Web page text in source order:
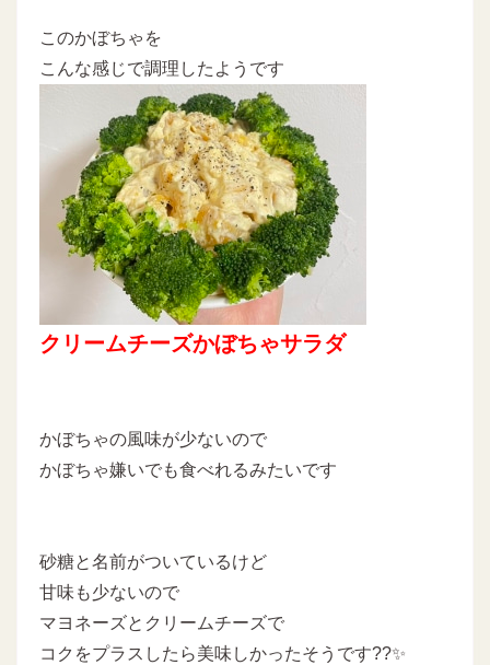
このかぼちゃを
こんな感じで調理したようです
クリームチーズかぼちゃサラダ
かぼちゃの風味が少ないので
かぼちゃ嫌いでも食べれるみたいです
砂糖と名前がついているけど
甘味も少ないので
マヨネーズとクリームチーズで
コクをプラスしたら美味しかったそうです??✨